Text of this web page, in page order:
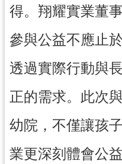
政
網
站
安
全
政
策
府
得。翔耀實業董
參與公益不應止
透過實際行動與
正的需求。此次
幼院，不僅讓孩
業更深刻體會公